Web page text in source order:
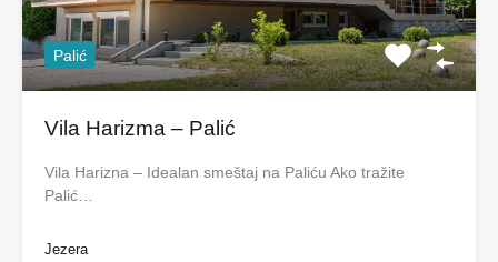
Palić
Vila Harizma – Palić
Vila Harizna – Idealan smeštaj na Paliću Ako tražite
Palić…
Jezera